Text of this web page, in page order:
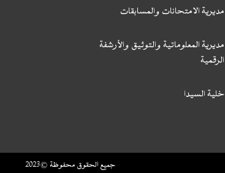
مديرية الامتحانات والمسابقات
مديرية المعلوماتية والتوثيق والأرشفة
الرقمية
خلية السيدا
جميع الحقوق محفوظة © 2023